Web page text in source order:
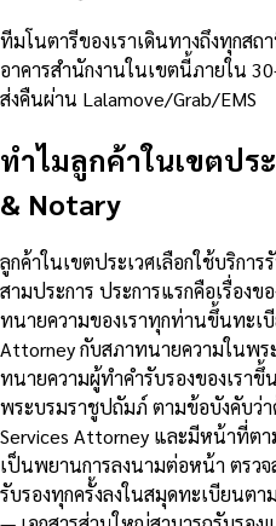
ทีมโนตารีของเราเดินทางถึงทุกส
อาคารสำนักงานในเขตนี้ภายใน
ส่งคืนผ่าน Lalamove/Grab/EMS
ทำไมลูกค้าในเขตปร
& Notary
ลูกค้าในเขตประเวศเลือกใช้บริการ
สามประการ ประการแรกคือเรื่อง
ทนายความของเราทุกท่านขึ้นทะเ
Attorney กับสภาทนายความในพร
ทนายความผู้ทำคำรับรองของเรา
พระบรมราชูปถัมภ์ ตามข้อบังคับว่
Services Attorney และมีหน้าที่ต
เป็นพยานการลงนามต่อหน้า ตรว
รับรองทุกครั้งลงในสมุดทะเบียนตา